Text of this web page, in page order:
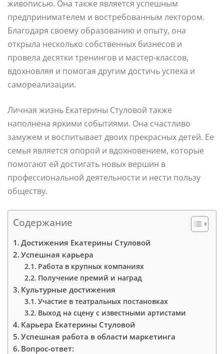
живописью. Она также является успешным
предпринимателем и востребованным лектором.
Благодаря своему образованию и опыту, она
открыла несколько собственных бизнесов и
провела десятки тренингов и мастер-классов,
вдохновляя и помогая другим достичь успеха и
самореализации.
Личная жизнь Екатерины Стуловой также
наполнена яркими событиями. Она счастливо
замужем и воспитывает двоих прекрасных детей. Ее
семья является опорой и вдохновением, которые
помогают ей достигать новых вершин в
профессиональной деятельности и нести пользу
обществу.
Содержание
Достижения Екатерины Стуловой
Успешная карьера
Работа в крупных компаниях
Получение премий и наград
Культурные достижения
Участие в театральных постановках
Выход на сцену с известными артистами
Карьера Екатерины Стуловой
Успешная работа в области маркетинга
Вопрос-ответ: